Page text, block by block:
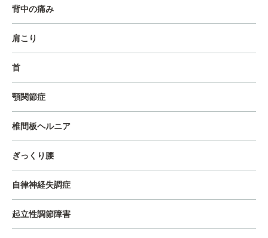
背中の痛み
肩こり
首
顎関節症
椎間板ヘルニア
ぎっくり腰
自律神経失調症
起立性調節障害